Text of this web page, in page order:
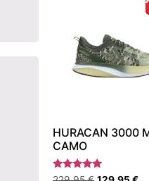
HURACAN 3000
CAMO
Bewertet